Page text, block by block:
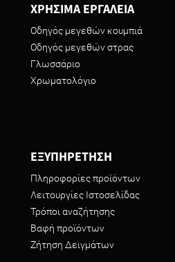
ΧΡΗΣΙΜΑ ΕΡΓΑΛΕΙΑ
Οδηγός μεγεθών κουμπιά
Οδηγός μεγεθών στρας
Γλωσσάριο
Χρωματολόγιο
ΕΞΥΠΗΡΕΤΗΣΗ
Πληροφορίες προϊόντων
Λειτουργίες Ιστοσελίδας
Τρόποι αναζήτησης
Βαφή προϊόντων
Ζήτηση Δειγμάτων